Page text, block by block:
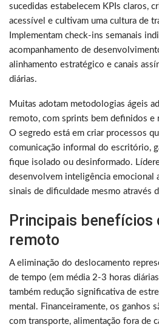
sucedidas estabelecem KPIs claros,
acessível e cultivam uma cultura de
Implementam check-ins semanais
acompanhamento de
alinhamento estratégico e canais
diárias.
Muitas adotam metodologias ágeis
remoto, com sprints bem definidos e
O segredo está em criar processos
comunicação informal do escritório,
fique isolado ou desinformado.
desenvolvem inteligência emocional
sinais de dificuldade mesmo através
Principais benefícios
remoto
A eliminação do deslocamento
de tempo (em média 2-3 horas
também redução significativa de
mental. Financeiramente, os ganhos
com transporte, alimentação fora de